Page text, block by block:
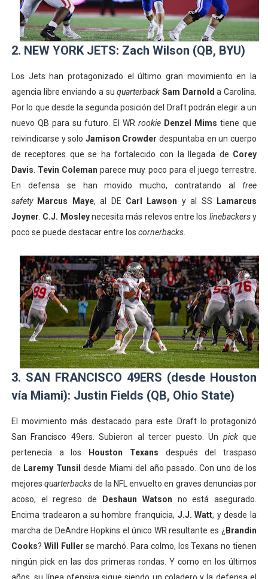
2. NEW YORK JETS: Zach Wilson (QB, BYU)
Los Jets han protagonizado el último gran movimiento en la
agencia libre enviando a suquarterbackSam Darnolda Carolina.
Por lo que desde la segunda posición del Draft podrán elegir a un
nuevo QB para su futuro. El WRrookie Denzel Mimstiene que
reivindicarse y solo Jamison Crowderdespuntaba en un cuerpo
de receptores que se ha fortalecido con la llegada de Corey
Davis Tevin Colemanparece muy poco para el juego terrestre.
En defensa se han movido mucho, contratando al free
safety
Marcus Maye, al DE Carl Lawson y al SS
Lamarcus
Joyner C.J. Mosleynecesita más relevos entre los linebackersy
poco se puede destacar entre los cornerbacks.
3. SAN FRANCISCO 49ERS (desde Houston
vía Miami): Justin Fields (QB, Ohio State)
El movimiento más destacado para este Draft lo protagonizó
San Francisco 49ers. Subieron al tercer puesto. Un pickque
pertenecía a los
Houston Texans después del traspaso
de Laremy Tunsildesde Miami del año pasado. Con uno de los
mejoresquarterbacksde la NFL envuelto en graves denuncias por
acoso, el regreso de
Deshaun Watson no está asegurado.
Encima tradearon a su hombre franquicia, J.J. Watt, y desde la
marcha de DeAndre Hopkins el único WR resultante es ¿ Brandin
Cooks? Will Fullerse marchó. Para colmo, los Texans no tienen
ningún pick en las dos primeras rondas. Y como en los últimos